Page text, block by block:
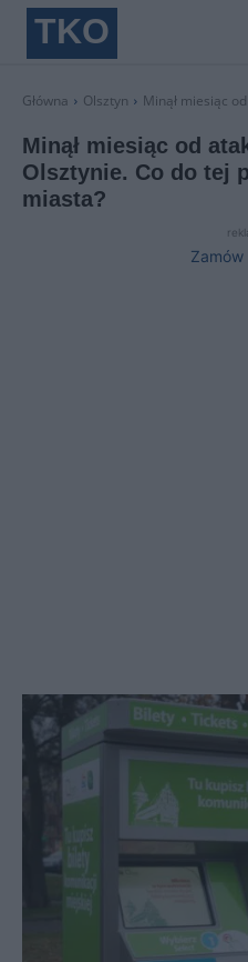
TKO
Główna Olsztyn Minął miesiąc
Minął miesiąc od
Olsztynie. Co do tej
miasta?
Zamów